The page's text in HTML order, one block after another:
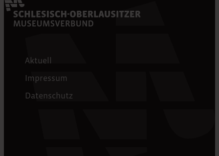
Aktuell
Impressum
Datenschutz